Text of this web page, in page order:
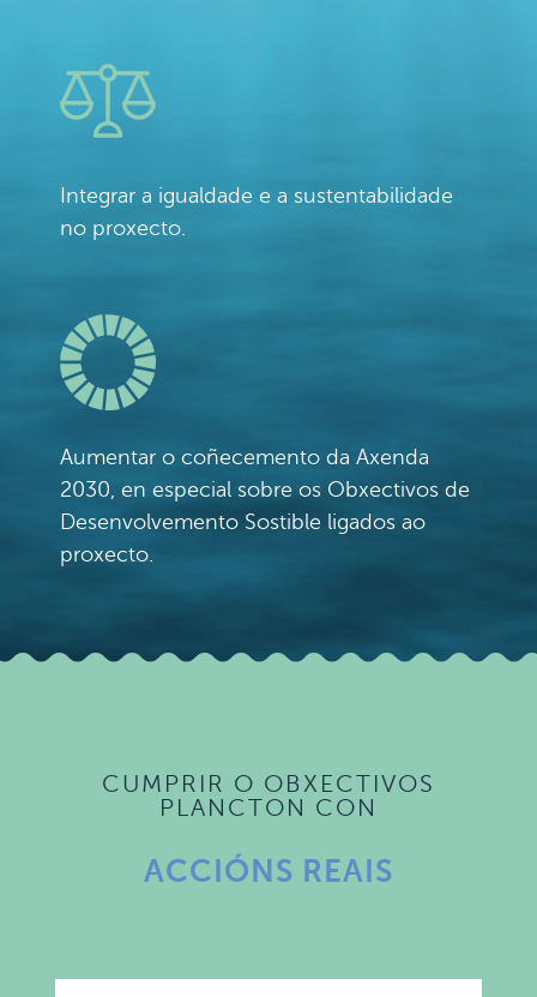
Integrar a igualdade e a sustentabilidade
no proxecto.
Aumentar o coñecemento da Axenda
2030, en especial sobre os Obxectivos de
Desenvolvemento Sostible ligados ao
proxecto.
CUMPRIR O OBXECTIVOS
PLANCTON CON
ACCIÓNS REAIS